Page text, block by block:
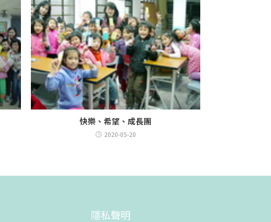
快樂、希望、成長團
2020-05-20
隱私聲明